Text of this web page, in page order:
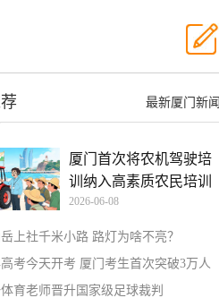
最新厦门新闻
厦门首次将农机驾驶培
训纳入高素质农民培训
2026-06-08
上社千米小路 路灯为啥不亮？
高考今天开考 厦门考生首次突破3万人
育老师晋升国家级足球裁判